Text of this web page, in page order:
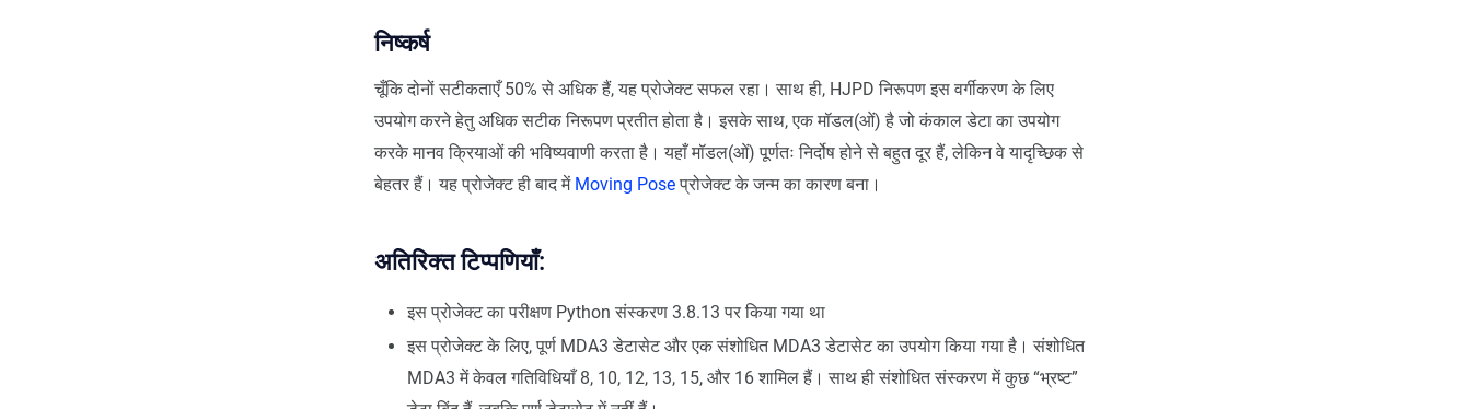
निष्कर्ष
चूँकि दोनों सटीकताएँ 50% से अधिक हैं, यह प्रोजेक्ट सफल रहा। साथ ही, HJPD निरूपण इस वर्गीकरण के लिए
उपयोग करने हेतु अधिक सटीक निरूपण प्रतीत होता है। इसके साथ, एक मॉडल(ओं) है जो कंकाल डेटा का उपयोग
करके मानव क्रियाओं की भविष्यवाणी करता है। यहाँ मॉडल(ओं) पूर्णतः निर्दोष होने से बहुत दूर हैं, लेकिन वे यादृच्छिक से
बेहतर हैं। यह प्रोजेक्ट ही बाद में Moving Poseप्रोजेक्ट के जन्म का कारण बना।
अतिरिक्त टिप्पणियाँ:
इस प्रोजेक्ट का परीक्षण Python संस्करण 3.8.13 पर किया गया था
इस प्रोजेक्ट के लिए, पूर्ण MDA3 डेटासेट और एक संशोधित MDA3 डेटासेट का उपयोग किया गया है। संशोधित
MDA3 में केवल गतिविधियाँ 8, 10, 12, 13, 15, और 16 शामिल हैं। साथ ही संशोधित संस्करण में कुछ “भ्रष्ट”